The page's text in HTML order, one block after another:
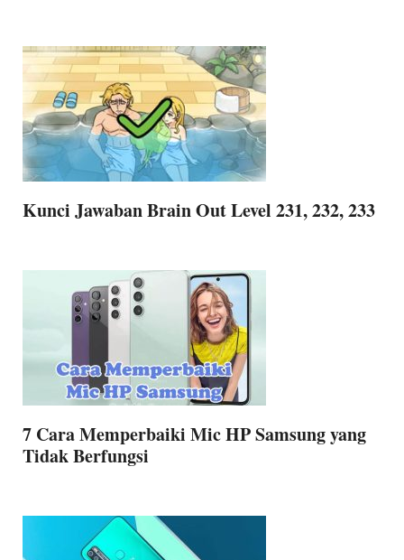
Kunci Jawaban Brain Out Level 231, 232, 233
7 Cara Memperbaiki Mic HP Samsung yang
Tidak Berfungsi